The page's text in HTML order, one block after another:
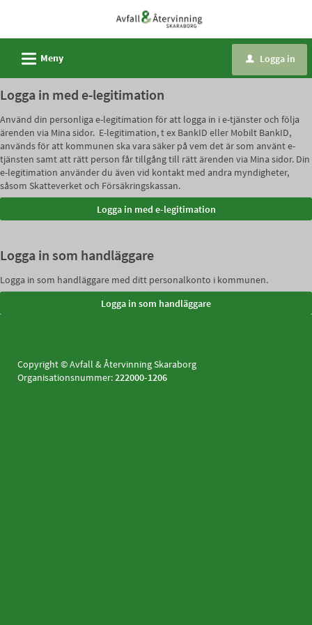
tjänster
-
Avfall
och
återvinning
Skaraborg
L Meny u Logga in
Logga in med e-legitimation
Använd din personliga e-legitimation för att logga in i e-tjänster och följa
ärenden via Mina sidor. E-legitimation, t ex BankID eller Mobilt BankID,
används för att kommunen ska vara säker på vem det är som använt e-
tjänsten samt att rätt person får tillgång till rätt ärenden via Mina sidor. Din
e-legitimation använder du även vid kontakt med andra myndigheter,
såsom Skatteverket och Försäkringskassan.
Logga in som handläggare
Logga in som handläggare med ditt personalkonto i kommunen.
Copyright © Avfall & Återvinning Skaraborg
Organisationsnummer:222000-1206